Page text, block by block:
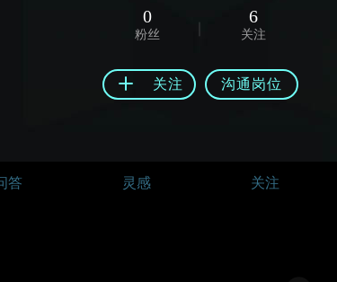
0
粉丝
6
关注
关注 沟通岗位
答 灵感 关注